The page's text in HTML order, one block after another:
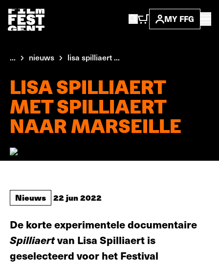
MY FFG
... nieuws lisa spilliaert ...
LISA SPILLIAERT
MET SPILLIAERT
NAAR MARSEILLE
Nieuws 22 jun 2022
De korte experimentele documentaire
Spilliaertvan Lisa Spilliaert is
geselecteerd voor het Festival